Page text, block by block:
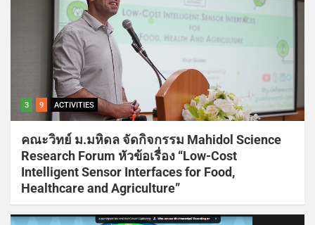
3 9 ACTIVITIES
คณะวิทย์ ม.มหิดล จัดกิจกรรม Mahidol Science
Research Forum หัวข้อเรื่อง “Low-Cost
Intelligent Sensor Interfaces for Food,
Healthcare and Agriculture”